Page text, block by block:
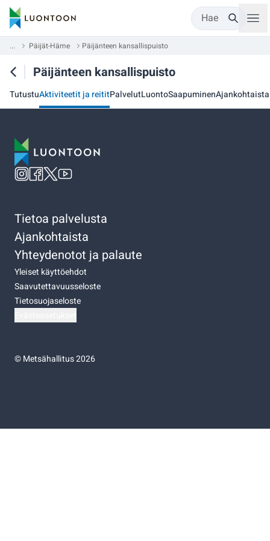
Hae
... Päijät-Häme Päijänteen kansallispuisto
Päijänteen kansallispuisto
TutustuAktiviteetit ja reititPalvelutLuontoSaapuminenAjankohtaista
Tietoa palvelusta
Ajankohtaista
Yhteydenotot ja palaute
Yleiset käyttöehdot
Saavutettavuusseloste
Tietosuojaseloste
©Metsähallitus 2026